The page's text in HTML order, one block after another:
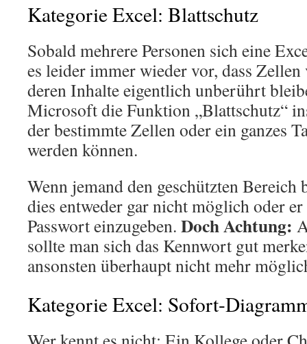
Kategorie Excel: Blattschutz
Sobald mehrere Personen sich eine
es leider immer wieder vor, dass
deren Inhalte eigentlich unberührt
Microsoft die Funktion „Blattschutz“
der bestimmte Zellen oder ein ganzes
werden können.
Wenn jemand den geschützten Bereich
dies entweder gar nicht möglich oder
Passwort einzugeben. Doch Achtung:
sollte man sich das Kennwort gut
ansonsten überhaupt nicht mehr
Kategorie Excel: Sofort-